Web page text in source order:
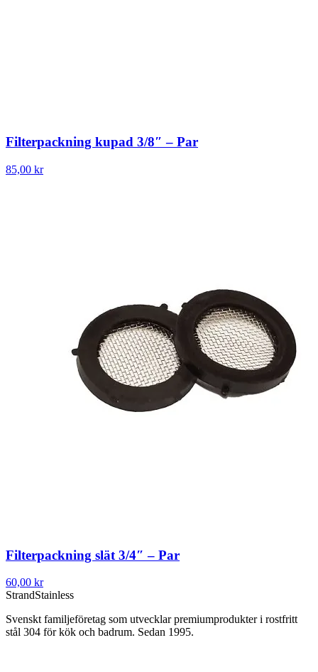
Filterpackning kupad 3/8″ – Par
85,00 kr
Filterpackning slät 3/4″ – Par
60,00 kr
StrandStainless
Svenskt familjeföretag som utvecklar premiumprodukter i rostfritt
stål 304 för kök och badrum. Sedan 1995.